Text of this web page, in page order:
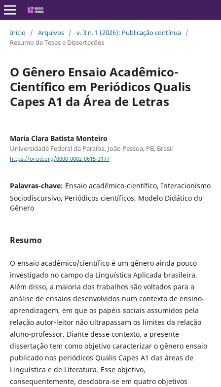
Início / Arquivos / v. 3 n. 1 (2026): Publicação contínua /
Resumo de Teses e Dissertações
O Gênero Ensaio Acadêmico-
Científico em Periódicos Qualis
Capes A1 da Área de Letras
Maria Clara Batista Monteiro
Universidade Federal da Paraíba, João Pessoa, PB, Brasil
https://orcid.org/0000-0002-0615-3177
Palavras-chave: Ensaio acadêmico-científico, Interacionismo
Sociodiscursivo, Periódicos científicos, Modelo Didático do
Gênero
Resumo
O ensaio acadêmico/científico é um gênero ainda pouco
investigado no campo da Linguística Aplicada brasileira.
Além disso, a maioria dos trabalhos são voltados para a
análise de ensaios desenvolvidos num contexto de ensino-
aprendizagem, em que os papéis sociais assumidos pela
relação autor-leitor não ultrapassam os limites da relação
aluno-professor. Diante desse contexto, a presente
dissertação tem como objetivo caracterizar o gênero ensaio
publicado nos periódicos Qualis Capes A1 das áreas de
Linguística e de Literatura. Esse objetivo,
consequentemente, desdobra-se em quatro objetivos